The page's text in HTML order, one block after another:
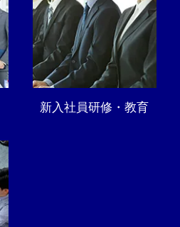
新入社員研修・教育